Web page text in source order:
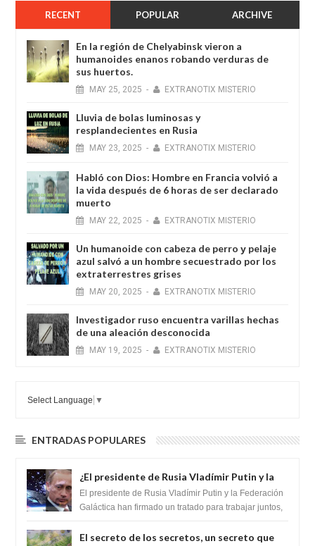
RECENT POPULAR ARCHIVE
En la región de Chelyabinsk vieron a
humanoides enanos robando verduras de
sus huertos.
MAY 25, 2025 - EXTRANOTIX MISTERIO
Lluvia de bolas luminosas y
resplandecientes en Rusia
MAY 23, 2025 - EXTRANOTIX MISTERIO
Habló con Dios: Hombre en Francia volvió a
la vida después de 6 horas de ser declarado
muerto
MAY 22, 2025 - EXTRANOTIX MISTERIO
Un humanoide con cabeza de perro у pelaje
azul salvó a un hombre secuestrado por los
extraterrestres grises
MAY 20, 2025 - EXTRANOTIX MISTERIO
Investigador ruso encuentra varillas hechas
de una aleación desconocida
MAY 19, 2025 - EXTRANOTIX MISTERIO
Select Language ▼
ENTRADAS POPULARES
¿El presidente de Rusia Vladímir Putin y la
Federación Galactica han firmado un
tratado para acabar con los Sionistas?
El presidente de Rusia Vladímir Putin y la Federación
Galáctica han firmado un tratado para trabajar juntos,
El secreto de los secretos, un secreto que